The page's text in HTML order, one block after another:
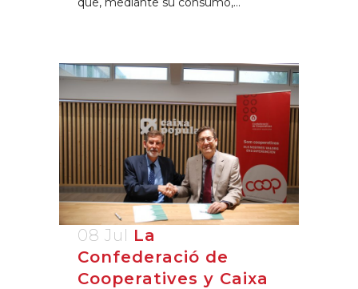
08 Jul La
Confederació de
Cooperatives y Caixa